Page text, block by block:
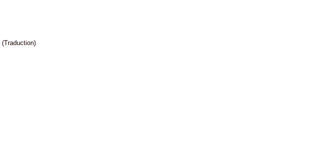
(Traduction)